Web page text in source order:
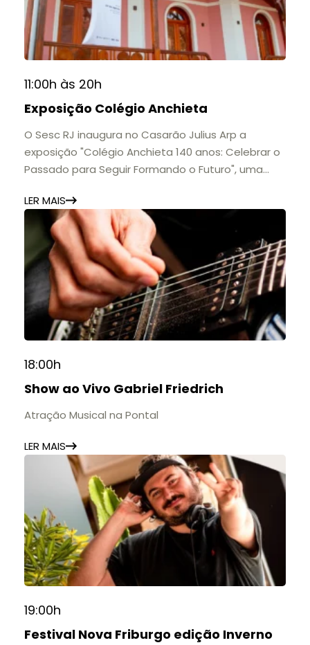
11:00h às 20h
Exposição Colégio Anchieta
O Sesc RJ inaugura no Casarão Julius Arp a
exposição "Colégio Anchieta 140 anos: Celebrar o
Passado para Seguir Formando o Futuro", uma
importantes instituições de ensino de Nova
Friburgo e do Brasil.
A mostra convida o público a conhecer o legado
do Colégio Anchieta por meio de documentos,
histórias e marcos que evidenciam sua
contribuição para a educação, a cultura e a
formação de gerações.
📍 Casarão Julius Arp
📅 Até 30 de setembro
11h às 17h
🎟️ Entrada gratuita.
LER MAIS
18:00h
Show ao Vivo Gabriel Friedrich
Atração Musical na Pontal
LER MAIS
19:00h
Festival Nova Friburgo edição Inverno